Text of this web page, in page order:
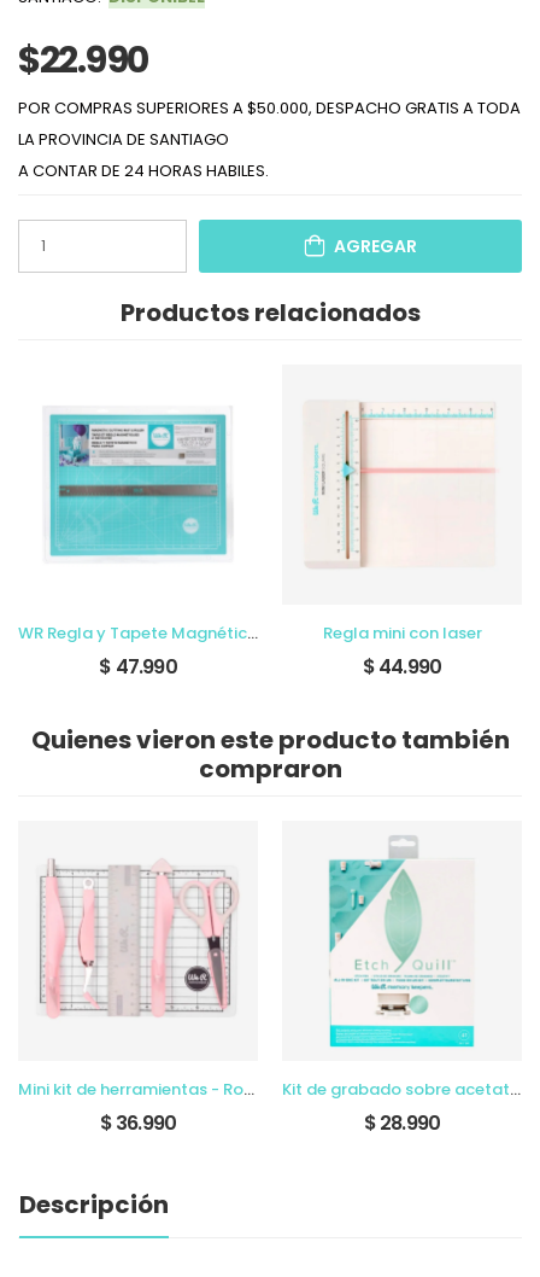
$22.990
POR COMPRAS SUPERIORES A $50.000, DESPACHO GRATIS A TODA
LA PROVINCIA DE SANTIAGO
A CONTAR DE 24 HORAS HABILES.
AGREGAR
Productos relacionados
WR Regla y Tapete Magnético para cortar
$ 47.990
Regla mini con laser
$ 44.990
Quienes vieron este producto también
compraron
Mini kit de herramientas - Rosado
$ 36.990
Kit de grabado sobre acetato y plástico (Etch Quill)
$ 28.990
Descripción